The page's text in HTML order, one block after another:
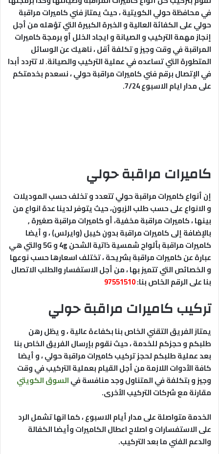
في محافظة حولي الكويتية ، حيث يمتاز فني كاميرات مراقبة
حولي على الكفائة العالية و الخبرة الكبيرة التي تؤهله من أجل
إنجاز مهمة التركيب و الصيانة و ايجاد الخلل أو برمجة كاميرات
المراقبة في وقت وجيز و تكلفة أقل ، ناهيك عن الوسائل
المتطورة التي تساعده في عملية التركيب والصيانة. لا تتردد أبدا
في الإتصال برقم فني كاميرات مراقبة حولي ، نسعدم بخدمتكم
على مدار ايام الاسبوع 7/24.
كاميرات مراقبة حولي
إن أنواع كاميرات مراقبة حولي تتعدد و تخلف حسب الموديلات
و الانواع على حسب طلب الزبون، حيث يتوفر لدينا عدة انواع من
بينها ، كاميرات مراقبة مخفية، أو كاميرات مراقبة صغيرة ,
بالإضافة إلى كاميرات مراقبة بدون كيبل (وايرلس) ، و أيضا
كاميرات مراقبة بألواح شمسية ذاتية الشحن 4g و 5G والتي هي
عبارة عن كاميرات مراقبة بشريحة ، تختلف اسعارها حسب نوعها
و الخصائص التي تتميز بها ، من أجل الاستفسار والطلب الاتصال
بنا على الرقم الخاص بنا:97551510
تركيب كاميرات مراقبة حولي
يمتاز الفريق التقني الخاص بنا بكفاءة عالية ، و يظل رهن
طلبكم و حجزكم للخدمة ، حيث نقوم بإرسال الفريق الخاص بنا
بعد عملية طلبكم لحجز تركيب كاميرات مراقبة حولي ، و أيضا
كافة الأدوات اللازمة من أجل القيام بعملية التركيب في وقت
وجيز و بتكلفة في المتناول وجد منافسة فيالسوق الكويتي
مقارنة مع شركات التركيب الأخرى.
الخدمة متواصلة على مدار أيام الاسبوع ، كما انها تشمل الرد
على الاستفسارات و اصلاح اعطال الكاميرات وأيضا الكفالة
والدعم الفني ما بعد التركيب.